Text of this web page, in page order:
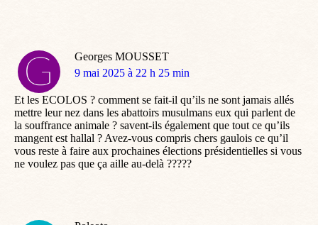
Georges MOUSSET
dit
9 mai 2025 à 22 h 25 min
Et les ECOLOS ? comment se fait-il qu’ils ne sont jamais allés
mettre leur nez dans les abattoirs musulmans eux qui parlent de
la souffrance animale ? savent-ils également que tout ce qu’ils
mangent est hallal ? Avez-vous compris chers gaulois ce qu’il
vous reste à faire aux prochaines élections présidentielles si vous
ne voulez pas que ça aille au-delà ?????